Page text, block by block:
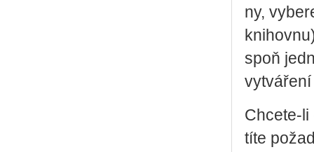
ny,
spoň
Chce­te-
tí­te